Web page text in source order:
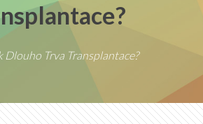
Dlouho Trva Transplantace?